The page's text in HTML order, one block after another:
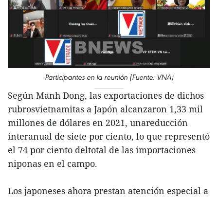
Participantes en la reunión (Fuente: VNA)
Según Manh Dong, las exportaciones de dichos
rubrosvietnamitas a Japón alcanzaron 1,33 mil
millones de dólares en 2021, unareducción
interanual de siete por ciento, lo que representó
el 74 por ciento deltotal de las importaciones
niponas en el campo.
Los japoneses ahora prestan atención especial a